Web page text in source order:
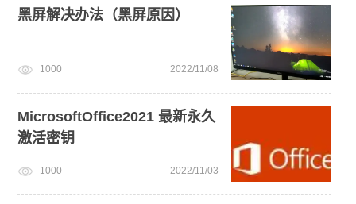
黑屏解决办法（黑屏原因）
1000 2022/11/08
MicrosoftOffice2021 最新永久
激活密钥
1000 2022/11/03